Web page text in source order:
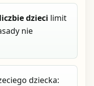
dzieci limit
nie
dziecka: